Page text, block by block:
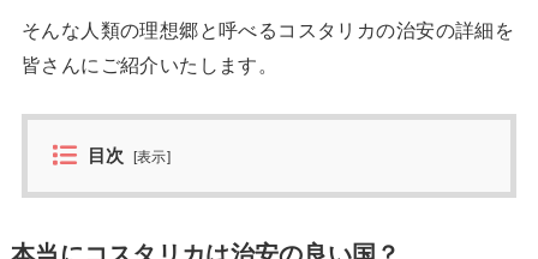
そんな人類の理想郷と呼べるコスタリカの治安の詳細を
皆さんにご紹介いたします。
目次 [表示]